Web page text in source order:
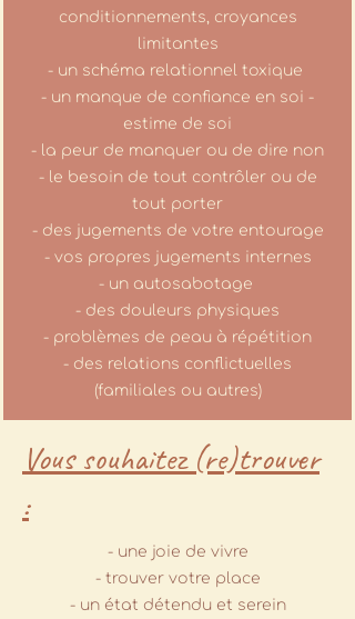
conditionnements, croyances
limitantes
- un schéma relationnel toxique
- un manque de confiance en soi -
estime de soi
- la peur de manquer ou de dire non
- le besoin de tout contrôler ou de
tout porter
- des jugements de votre entourage
- vos propres jugements internes
- un autosabotage
- des douleurs physiques
- problèmes de peau à répétition
- des relations conflictuelles
(familiales ou autres)​
Vous souhaitez (re)trouver
:
- une joie de vivre
- trouver votre place
- un état détendu et serein